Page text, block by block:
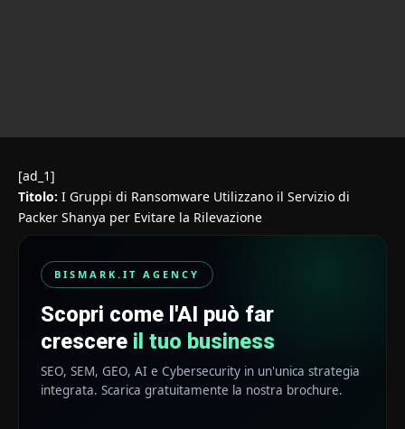
[ad_1]
Titolo: I Gruppi di Ransomware Utilizzano il Servizio di
Packer Shanya per Evitare la Rilevazione
BISMARK.IT AGENCY
Scopri come l'AI può far
crescere il tuo business
SEO, SEM, GEO, AI e Cybersecurity in un'unica strategia
integrata. Scarica gratuitamente la nostra brochure.